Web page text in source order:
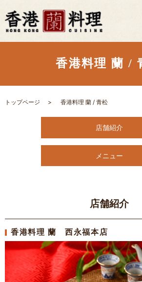
香港料理 蘭 /
トップページ 香港料理 蘭 / 青松
店舗紹介
メニュー
店舗紹介
香港料理 蘭 西永福本店